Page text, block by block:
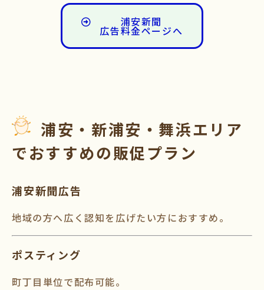
浦安新聞
広告料金ページへ
浦安・新浦安・舞浜エリア
でおすすめの販促プラン
浦安新聞広告
地域の方へ広く認知を広げたい方におすすめ。
ポスティング
町丁目単位で配布可能。